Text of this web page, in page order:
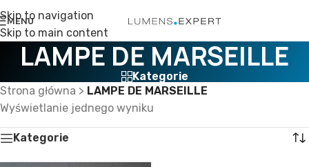
Skip to navigation
Skip to main content
MENU
LAMPE DE MARSEILLE
Kategorie
Strona główna > LAMPE DE MARSEILLE
Wyświetlanie jednego wyniku
Kategorie